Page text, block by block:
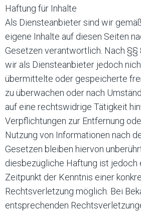
Haftung für Inhalte
Als Diensteanbieter sind wir
eigene Inhalte auf diesen Seiten
Gesetzen verantwortlich. Nach §§
wir als Diensteanbieter jedoch
übermittelte oder gespeicherte
zu überwachen oder nach
auf eine rechtswidrige Tätigkeit
Verpflichtungen zur Entfernung
Nutzung von Informationen nach
Gesetzen bleiben hiervon
diesbezügliche Haftung ist jedoch
Zeitpunkt der Kenntnis einer
Rechtsverletzung möglich. Bei
entsprechenden